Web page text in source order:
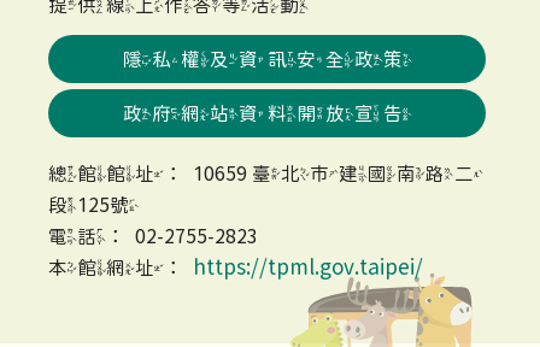
提供線上作答等活動
隱私權及資訊安全政策
政府網站資料開放宣告
總館館址：10659 臺北市建國南路二
段125號
電話：02-2755-2823
本館網址：
https://tpml.gov.taipei/